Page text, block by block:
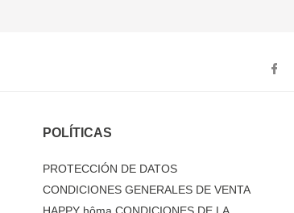
POLÍTICAS
PROTECCIÓN DE DATOS
CONDICIONES GENERALES DE VENTA